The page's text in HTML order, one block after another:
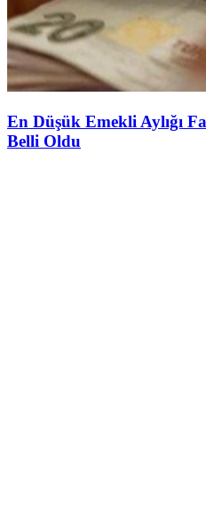
En Düşük Emekli Aylığı
Belli Oldu